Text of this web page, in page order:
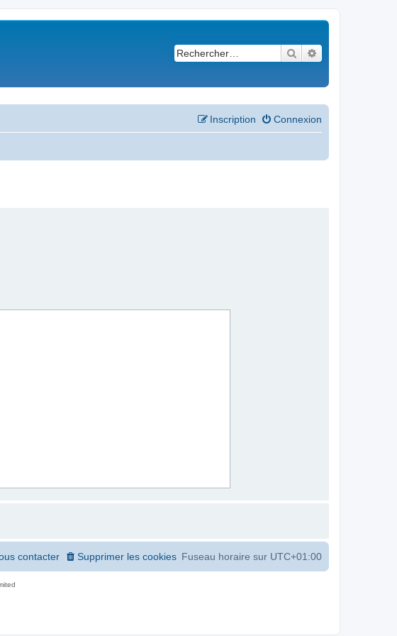
Rechercher
Connexion
Inscription
Fuseau horaire sur UTC+01:00
Supprimer les cookies
contacter